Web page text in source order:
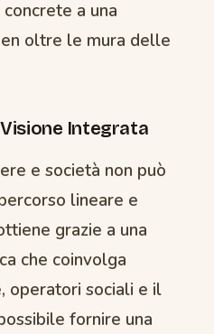
a una
oltre le mura delle
Visione Integrata
e società non può
lineare e
grazie a una
che coinvolga
operatori sociali e il
fornire una